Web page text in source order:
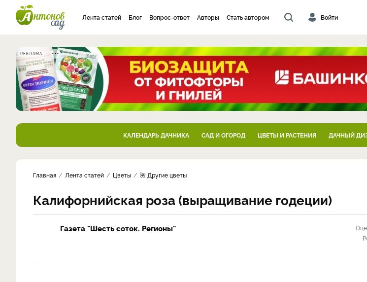
Лента статей Блог Вопрос-ответ Авторы Стать автором Войти
РЕКЛАМА
КАЛЕНДАРЬ ДАЧНИКА САД И ОГОРОД ЦВЕТЫ И РАСТЕНИЯ ДАЧНЫЙ
Главная Лента статей Цветы 🌺 Другие цветы
Калифорнийская роза (выращивание годеции)
Газета "Шесть соток. Регионы"